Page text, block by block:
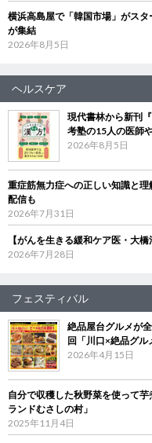
横浜高島屋で「韓国市場」がス
が集結
2026年8月5日
ヘルスケア
現代書林から新刊
考塾の15人の医師
2026年8月5日
重症筋無力症への正しい知識と
配信も
2026年7月31日
【がんを生きる緩和ケア医・大
2026年7月28日
フェスティバル
絶品屋台グルメが
回「川口×絶品グ
2026年4月15日
自分で収穫した秋野菜を使って
ランドむさしの村」
2025年11月4日